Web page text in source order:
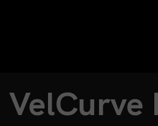
VelCurve